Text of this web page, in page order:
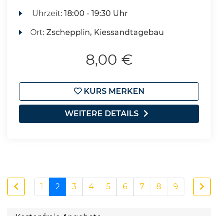
Uhrzeit:18:00 - 19:30 Uhr
Ort:Zschepplin, Kiessandtagebau
8,00 €
KURS MERKEN
WEITERE DETAILS
1 2 3 4 5 6 7 8 9